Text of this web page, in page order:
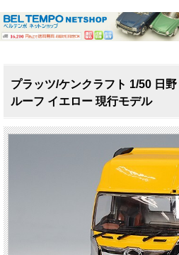
プラッツ/ケンクラフト 1/50 日
ルーフ イエロー 現行モデル